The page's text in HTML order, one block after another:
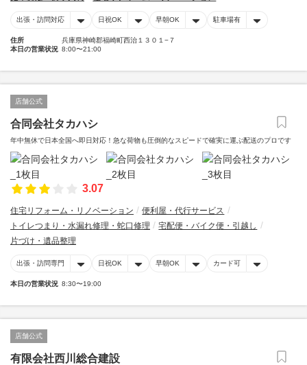
出張・訪問対応 日祝OK 早朝OK 駐車場有
住所
兵庫県神崎郡福崎町西治１３０１−７
本日の営業状況 8:00〜21:00
店舗公式
合同会社タカハシ
年中無休で日本全国へ即日対応！急な荷物も圧倒的なスピードで確実に運ぶ配送のプロです
3.07
住宅リフォーム・リノベーション
便利屋・代行サービス
トイレつまり・水漏れ修理・蛇口修理
宅配便・バイク便・引越し
片づけ・遺品整理
出張・訪問専門 日祝OK 早朝OK カード可
本日の営業状況 8:30〜19:00
店舗公式
有限会社西川総合建設